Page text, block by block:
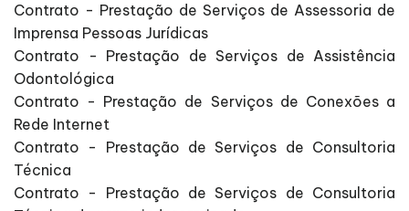
Contrato - Prestação de Serviços de Assessoria de
Imprensa Pessoas Jurídicas
Contrato - Prestação de Serviços de Assistência
Odontológica
Contrato - Prestação de Serviços de Conexões a
Rede Internet
Contrato - Prestação de Serviços de Consultoria
Técnica
Contrato - Prestação de Serviços de Consultoria